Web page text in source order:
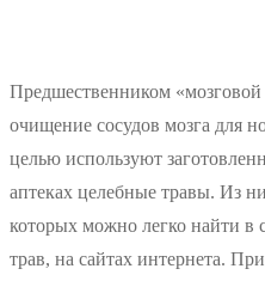
Предшественником
очищение сосудов мозга для
целью используют
аптеках целебные травы. Из
которых можно легко найти в
трав, на сайтах интернета.